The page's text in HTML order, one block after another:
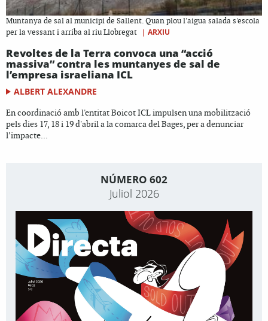
Muntanya de sal al municipi de Sallent. Quan plou l'aigua salada s'escola
per la vessant i arriba al riu Llobregat
| ARXIU
Revoltes de la Terra convoca una “acció
massiva” contra les muntanyes de sal de
l’empresa israeliana ICL
ALBERT ALEXANDRE
En coordinació amb l'entitat Boicot ICL impulsen una mobilització
pels dies 17, 18 i 19 d'abril a la comarca del Bages, per a denunciar
l’impacte...
NÚMERO 602
Juliol 2026